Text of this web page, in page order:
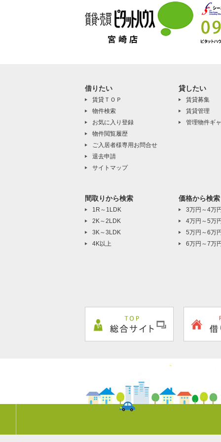
借りたい
賃貸ＴＯＰ
物件検索
お気に入り登録
物件閲覧履歴
ご入居者様専用お問合せ
退去申請
サイトマップ
貸したい
賃貸募集
賃貸管理
管理物件ギ
間取りから検索
1R～1LDK
2K～2LDK
3K～3LDK
4K以上
価格から検索
3万円～4万
4万円～5万
5万円～6万
6万円～7万